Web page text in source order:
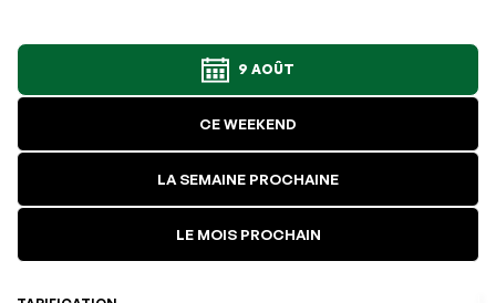
9 AOÛT
CE WEEKEND
LA SEMAINE PROCHAINE
LE MOIS PROCHAIN